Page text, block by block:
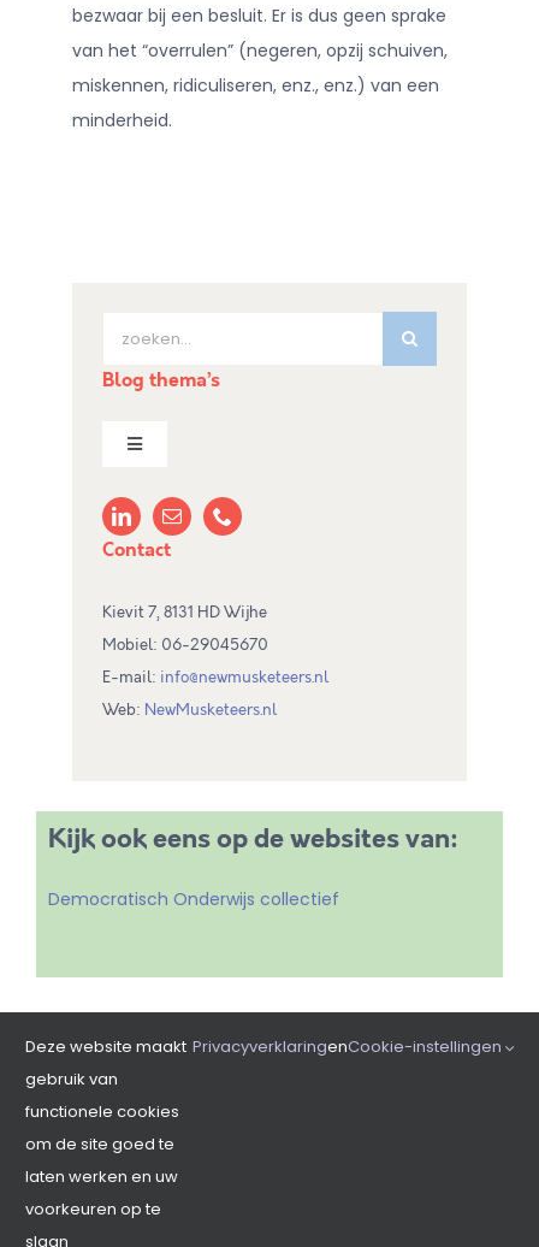
bezwaar bij een besluit. Er is dus geen sprake
van het “overrulen” (negeren, opzij schuiven,
miskennen, ridiculiseren, enz., enz.) van een
minderheid.
Zoeken
Blog thema’s
Toggle
Hulpmiddelen
Economie
Welzijn
Gezondheid
Milieu
Media
Infrastructuur
Contact
Kievit 7, 8131 HD Wijhe
Mobiel: 06-29045670
E-mail: info@newmusketeers.nl
Web: NewMusketeers.nl
Kijk ook eens op de websites van:
Democratisch Onderwijs collectief
Deze website maakt
gebruik van
functionele cookies
om de site goed te
laten werken en uw
voorkeuren op te
slaan
PrivacyverklaringenCookie-instellingen